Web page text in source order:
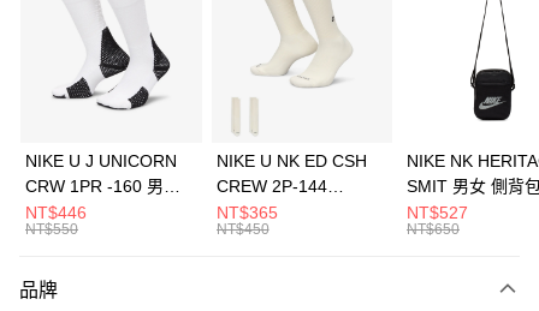
3 期 0 利率 每期 21家銀行
合作金庫商業銀行
第一商業銀行
華南商業銀行
彰化商業銀行
上海商業儲蓄銀行
元大商業銀行
台灣樂天信用卡公司
Apple Pay
全盈+PAY
AFTEE先享後付
【關於「AFTEE先享後付」】
NIKE U J UNICORN
CRW 1PR -160 男女
中統襪 FZ3393100
NT$446
NT$550
NIKE U NK ED CSH
CREW 2P-144
EMBRDY 男女 短統襪
FZ3073133
NT$365
NT$450
NIKE NK
SMIT 男女 側背
BA5871010
NT$527
NT$650
品牌